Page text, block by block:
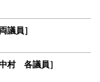
員］
村 各議員］